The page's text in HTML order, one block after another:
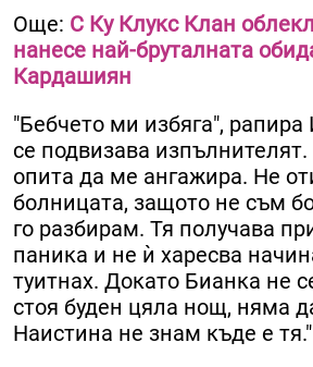
Още: С Ку Клукс Клан
нанесе най-бруталната
Кардашиян
"Бебчето ми избяга", рапира
се подвизава
опита да ме ангажира. Не
болницата, защото не съм
го разбирам. Тя получава
паника и не ѝ харесва
туитнах. Докато Бианка не
стоя буден цяла нощ, няма
Наистина не знам къде е тя."